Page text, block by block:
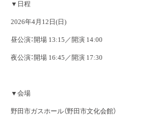
▼日程
2026年4月12日(日)
昼公演：開場 13:15／開演 14:00
夜公演：開場 16:45／開演 17:30
▼会場
野田市ガスホール（野田市文化会館）